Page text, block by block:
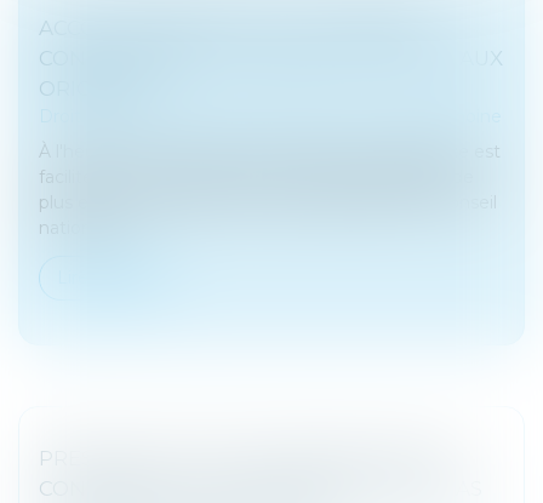
ACCOUCHEMENT SOUS X : COMMENT
CONCILIER DROIT AU SECRET ET ACCÈS AUX
ORIGINES ?
À l'heure où la recherche des origines de naissance est
facilitée par les réseaux sociaux et par la pratique de
plus en plus répandue des tests génétiques, le Conseil
national d...
PRESCRIPTION D’UNE CRÉANCE ENTRE
CONCUBINS : LE CONCUBINAGE N’EST PAS